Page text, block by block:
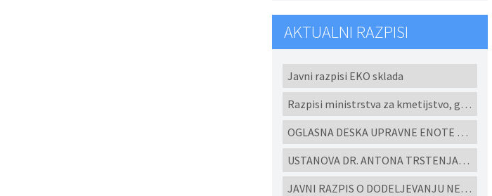
AKTUALNI RAZPISI
Javni razpisi EKO sklada
Razpisi ministrstva za kmetijstvo, gozdarstvo in prehrano
OGLASNA DESKA UPRAVNE ENOTE LENART
USTANOVA DR. ANTONA TRSTENJAKA - Razpisi za študijske programe in projekte 2022
JAVNI RAZPIS O DODELJEVANJU NEPOVRATNIH FINANČNIH SREDSTEV ZA IZGRADNJO MALIH KOMUNALNIH ČISTILNIH NAPRAV IN HIŠNIH PREČRPALIŠČ V OBČINI CERKVENJAK V LETU 2026